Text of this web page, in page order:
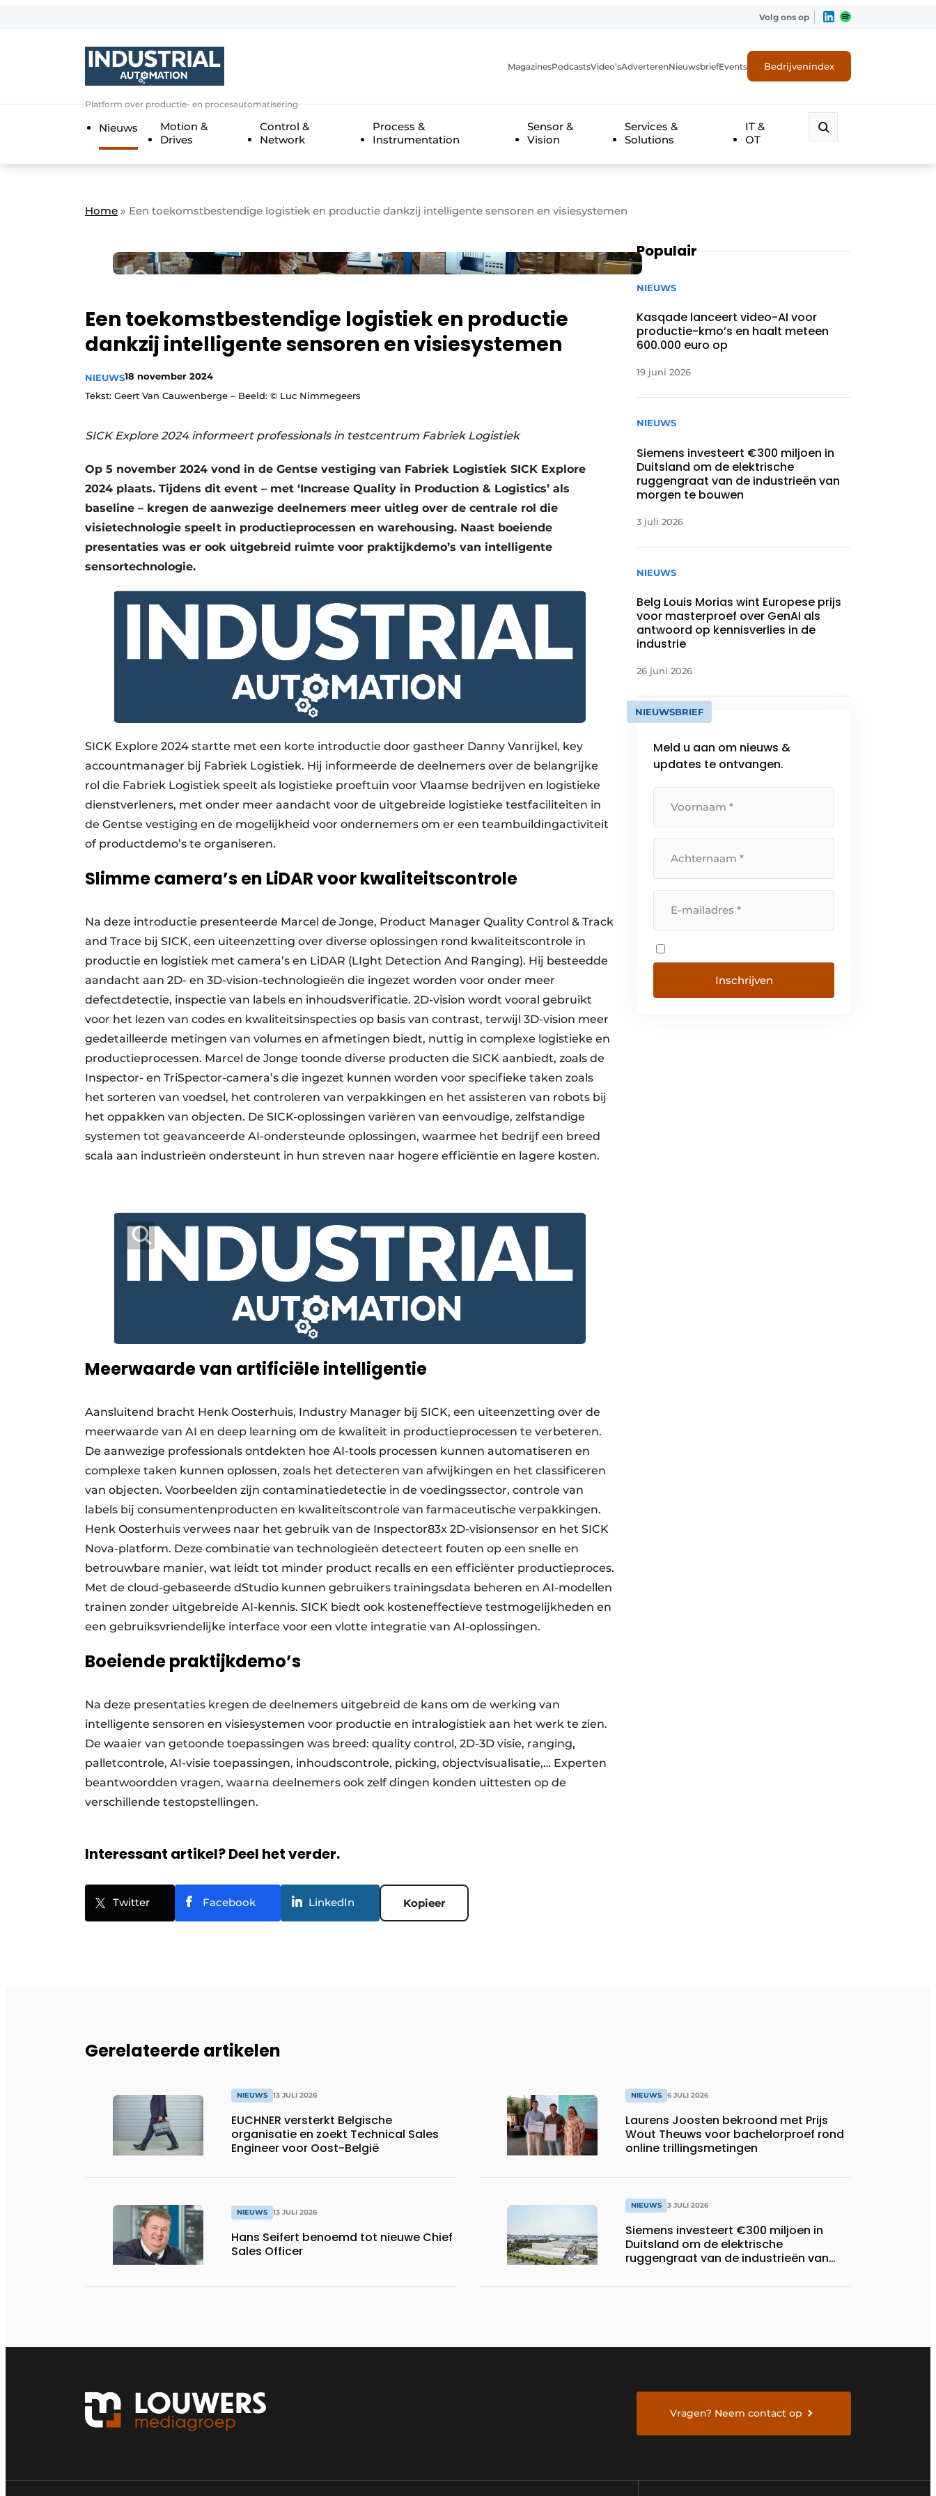
Algemene voorwaarden
Contact
Direct contact
Evenement aanmelden
Meest gelezen
Privacy / Cookie statement
Vacature aanmelden
Vacatures
Video’s
Volg ons op
Platform over productie- en procesautomatisering
MagazinesPodcastsVideo’sAdverterenNieuwsbriefEvents Bedrijvenindex
Nieuws
Motion &
Drives
Control &
Network
Process &
Instrumentation
Sensor &
Vision
Services &
Solutions
IT &
OT
Home » Een toekomstbestendige logistiek en productie dankzij intelligente sensoren en visiesystemen
Een toekomstbestendige logistiek en productie
dankzij intelligente sensoren en visiesystemen
NIEUWS18 november 2024
Tekst: Geert Van Cauwenberge – Beeld: © Luc Nimmegeers
SICK Explore 2024 informeert professionals in testcentrum Fabriek Logistiek
Op 5 november 2024 vond in de Gentse vestiging van Fabriek Logistiek SICK Explore
2024 plaats. Tijdens dit event – met ‘Increase Quality in Production & Logistics’ als
baseline – kregen de aanwezige deelnemers meer uitleg over de centrale rol die
visietechnologie speelt in productieprocessen en warehousing. Naast boeiende
presentaties was er ook uitgebreid ruimte voor praktijkdemo’s van intelligente
sensortechnologie.
SICK Explore 2024 startte met een korte introductie door gastheer Danny Vanrijkel, key
accountmanager bij Fabriek Logistiek. Hij informeerde de deelnemers over de belangrijke
rol die Fabriek Logistiek speelt als logistieke proeftuin voor Vlaamse bedrijven en logistieke
dienstverleners, met onder meer aandacht voor de uitgebreide logistieke testfaciliteiten in
de Gentse vestiging en de mogelijkheid voor ondernemers om er een teambuildingactiviteit
of productdemo’s te organiseren.
Slimme camera’s en LiDAR voor kwaliteitscontrole
Na deze introductie presenteerde Marcel de Jonge, Product Manager Quality Control & Track
and Trace bij SICK, een uiteenzetting over diverse oplossingen rond kwaliteitscontrole in
productie en logistiek met camera’s en LiDAR (LIght Detection And Ranging). Hij besteedde
aandacht aan 2D- en 3D-vision-technologieën die ingezet worden voor onder meer
defectdetectie, inspectie van labels en inhoudsverificatie. 2D-vision wordt vooral gebruikt
voor het lezen van codes en kwaliteitsinspecties op basis van contrast, terwijl 3D-vision meer
gedetailleerde metingen van volumes en afmetingen biedt, nuttig in complexe logistieke en
productieprocessen. Marcel de Jonge toonde diverse producten die SICK aanbiedt, zoals de
Inspector- en TriSpector-camera’s die ingezet kunnen worden voor specifieke taken zoals
het sorteren van voedsel, het controleren van verpakkingen en het assisteren van robots bij
het oppakken van objecten. De SICK-oplossingen variëren van eenvoudige, zelfstandige
systemen tot geavanceerde AI-ondersteunde oplossingen, waarmee het bedrijf een breed
scala aan industrieën ondersteunt in hun streven naar hogere efficiëntie en lagere kosten.
Meerwaarde van artificiële intelligentie
Aansluitend bracht Henk Oosterhuis, Industry Manager bij SICK, een uiteenzetting over de
meerwaarde van AI en deep learning om de kwaliteit in productieprocessen te verbeteren.
De aanwezige professionals ontdekten hoe AI-tools processen kunnen automatiseren en
complexe taken kunnen oplossen, zoals het detecteren van afwijkingen en het classificeren
van objecten. Voorbeelden zijn contaminatiedetectie in de voedingssector, controle van
labels bij consumentenproducten en kwaliteitscontrole van farmaceutische verpakkingen.
Henk Oosterhuis verwees naar het gebruik van de Inspector83x 2D-visionsensor en het SICK
Nova-platform. Deze combinatie van technologieën detecteert fouten op een snelle en
betrouwbare manier, wat leidt tot minder product recalls en een efficiënter productieproces.
Met de cloud-gebaseerde dStudio kunnen gebruikers trainingsdata beheren en AI-modellen
trainen zonder uitgebreide AI-kennis. SICK biedt ook kosteneffectieve testmogelijkheden en
een gebruiksvriendelijke interface voor een vlotte integratie van AI-oplossingen.
Boeiende praktijkdemo’s
Na deze presentaties kregen de deelnemers uitgebreid de kans om de werking van
intelligente sensoren en visiesystemen voor productie en intralogistiek aan het werk te zien.
De waaier van getoonde toepassingen was breed: quality control, 2D-3D visie, ranging,
palletcontrole, AI-visie toepassingen, inhoudscontrole, picking, objectvisualisatie,… Experten
beantwoordden vragen, waarna deelnemers ook zelf dingen konden uittesten op de
verschillende testopstellingen.
Interessant artikel? Deel het verder.
Twitter Facebook LinkedIn Kopieer
Populair
NIEUWS
Kasqade lanceert video-AI voor
productie-kmo’s en haalt meteen
600.000 euro op
19 juni 2026
NIEUWS
Siemens investeert €300 miljoen in
Duitsland om de elektrische
ruggengraat van de industrieën van
morgen te bouwen
3 juli 2026
NIEUWS
Belg Louis Morias wint Europese prijs
voor masterproef over GenAI als
antwoord op kennisverlies in de
industrie
26 juni 2026
NIEUWSBRIEF
Meld u aan om nieuws &
updates te ontvangen.
Gerelateerde artikelen
NIEUWS 13 JULI 2026
EUCHNER versterkt Belgische
organisatie en zoekt Technical Sales
Engineer voor Oost-België
NIEUWS 13 JULI 2026
Hans Seifert benoemd tot nieuwe Chief
Sales Officer
NIEUWS 6 JULI 2026
Laurens Joosten bekroond met Prijs
Wout Theuws voor bachelorproef rond
online trillingsmetingen
NIEUWS 3 JULI 2026
Siemens investeert €300 miljoen in
Duitsland om de elektrische
ruggengraat van de industrieën van
Vragen? Neem contact op